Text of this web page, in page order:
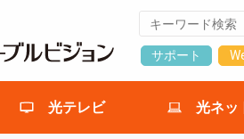
サポート
光テレビ 光ネッ